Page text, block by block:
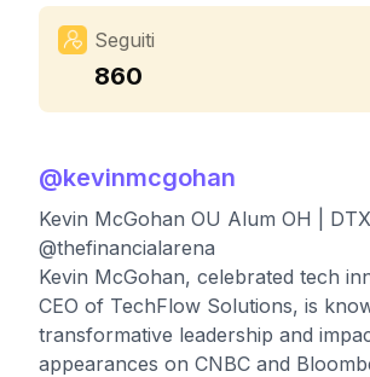
Seguiti
860
@kevinmcgohan
Kevin McGohan OU Alum OH | DTX
@thefinancialarena
Kevin McGohan, celebrated tech
CEO of TechFlow Solutions, is
transformative leadership and
appearances on CNBC and